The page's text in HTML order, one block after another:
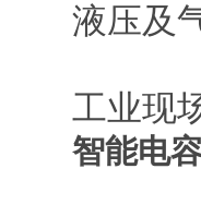
液压及
工业现
智能电